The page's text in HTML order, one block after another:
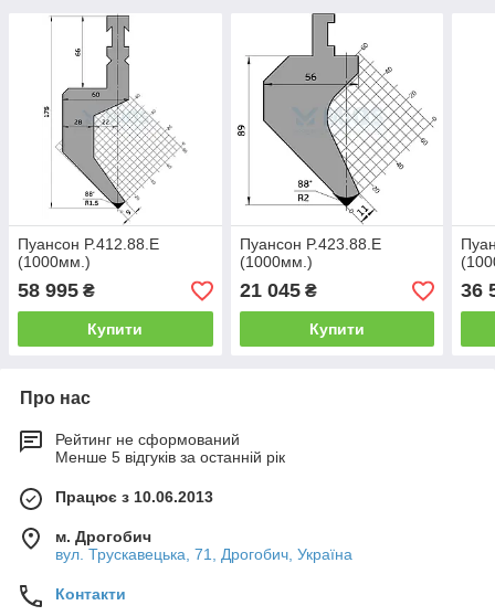
Пуансон P.412.88.E
(1000мм.)
58 995 ₴
Купити
Пуансон P.423.88.E
(1000мм.)
21 045₴
Купити
36
Про нас
Рейтинг не сформований
Менше 5 відгуків за останній рік
Працює з 10.06.2013
м. Дрогобич
вул. Трускавецька, 71, Дрогобич, Україна
Контакти